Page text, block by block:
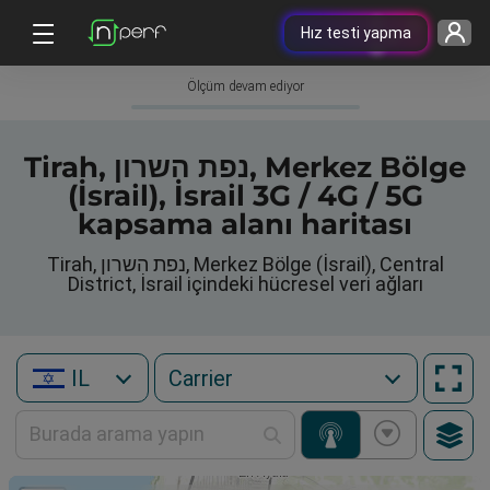
Hız testi yapma
Ölçüm devam ediyor
Tirah, נפת השרון, Merkez Bölge
(İsrail), İsrail 3G / 4G / 5G
kapsama alanı haritası
Tirah, נפת השרון, Merkez Bölge (İsrail), Central
District, İsrail içindeki hücresel veri ağları
IL